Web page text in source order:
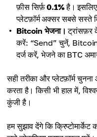
फ़ीस सिर्फ़0.1%है।
प्लेटफ़ॉर्म अक्सर सबसे सस्ते
Bitcoin भेजना। ट्रांसफ़र
करें: “Send” चुनें, Bitcoin
दर्ज करें, भेजने का BTC
सही तरीका और प्लेटफ़ॉर्म चुनना
करता है। किसी भी हाल में,
कुंजी है।
हम सुझाव देंगे कि